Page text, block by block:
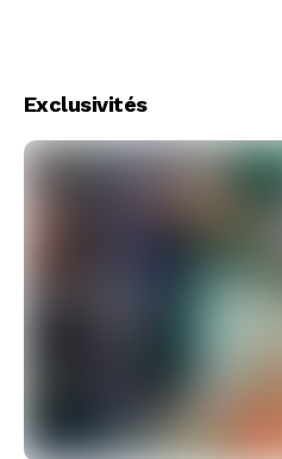
Exclusivités